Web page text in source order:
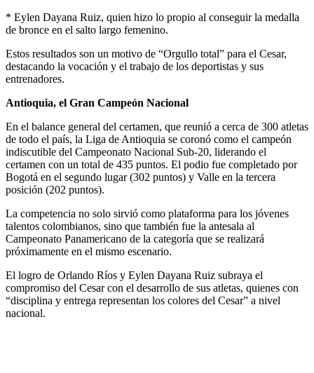
* Eylen Dayana Ruiz, quien hizo lo propio al conseguir la medalla
de bronce en el salto largo femenino.
Estos resultados son un motivo de “Orgullo total” para el Cesar,
destacando la vocación y el trabajo de los deportistas y sus
entrenadores.
Antioquia, el Gran Campeón Nacional
En el balance general del certamen, que reunió a cerca de 300 atletas
de todo el país, la Liga de Antioquia se coronó como el campeón
indiscutible del Campeonato Nacional Sub-20, liderando el
certamen con un total de 435 puntos. El podio fue completado por
Bogotá en el segundo lugar (302 puntos) y Valle en la tercera
posición (202 puntos).
La competencia no solo sirvió como plataforma para los jóvenes
talentos colombianos, sino que también fue la antesala al
Campeonato Panamericano de la categoría que se realizará
próximamente en el mismo escenario.
El logro de Orlando Ríos y Eylen Dayana Ruiz subraya el
compromiso del Cesar con el desarrollo de sus atletas, quienes con
“disciplina y entrega representan los colores del Cesar” a nivel
nacional.